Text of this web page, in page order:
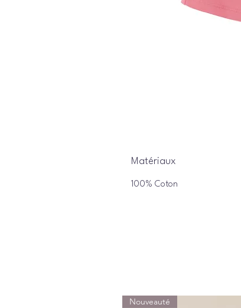
Matériaux
100% Coton
Nouveauté